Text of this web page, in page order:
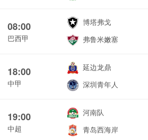
08:00
巴西甲
博塔弗戈
弗鲁米嫩塞
18:00
中甲
延边龙鼎
深圳青年人
19:00
中超
河南队
青岛西海岸